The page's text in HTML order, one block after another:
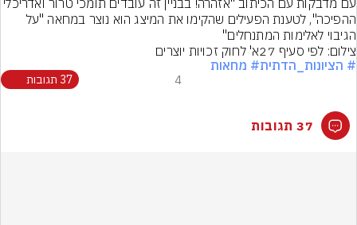
הגיבוי לאלימות המתנחלים"
צילום: לפי סעיף 27א' לחוק זכויות יוצרים
# הציונות_הדתית# מחאות
4 37 תגובות
37 תגובות